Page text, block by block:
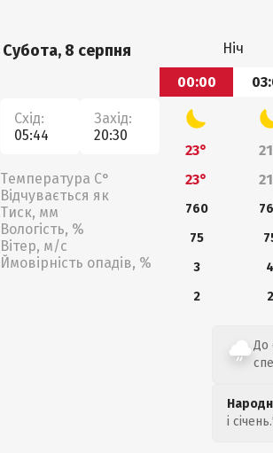
Субота, 8 серпня
Схід:
05:44
Захід:
20:30
Температура С°
Відчувається як
Тиск, мм
Вологість, %
Вітер, м/с
Ймовірність опадів, %
Ніч
00:00
23°
23°
760
75
3
4
2
2
До
і